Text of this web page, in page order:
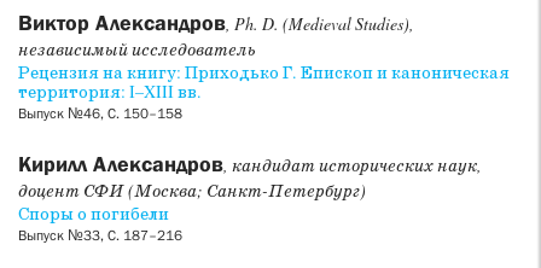
Виктор Александров, Ph. D. (Medieval Studies),
независимый исследователь
Рецензия на книгу: Приходько Г. Епископ и каноническая
территория: I–XIII вв.
Выпуск №46, С. 150–158
Кирилл Александров, кандидат исторических наук,
доцент СФИ (Москва; Санкт-Петербург)
Споры о погибели
Выпуск №33, С. 187–216